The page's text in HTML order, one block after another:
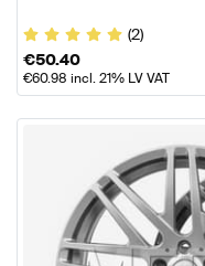
(2)
€50.40
€60.98 incl. 21% LV VAT